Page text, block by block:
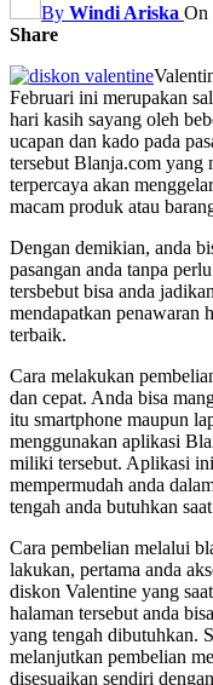
By Windi Ariska On
Share
Februari ini merupakan
hari kasih sayang oleh
ucapan dan kado pada
tersebut Blanja.com yang
terpercaya akan
macam produk atau
Dengan demikian, anda
pasangan anda tanpa
tersbebut bisa anda
mendapatkan penawaran
terbaik.
Cara melakukan
dan cepat. Anda bisa
itu smartphone maupun
menggunakan aplikasi
miliki tersebut. Aplikasi
mempermudah anda
tengah anda butuhkan
Cara pembelian melalui
lakukan, pertama anda
diskon Valentine yang
halaman tersebut anda
yang tengah dibutuhkan.
melanjutkan pembelian
disesuaikan sendiri